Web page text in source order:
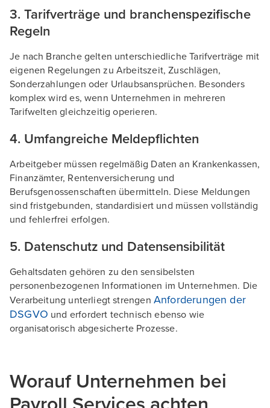
3. Tarifverträge und branchenspezifische
Regeln
Je nach Branche gelten unterschiedliche Tarifverträge mit
eigenen Regelungen zu Arbeitszeit, Zuschlägen,
Sonderzahlungen oder Urlaubsansprüchen. Besonders
komplex wird es, wenn Unternehmen in mehreren
Tarifwelten gleichzeitig operieren.
4. Umfangreiche Meldepflichten
Arbeitgeber müssen regelmäßig Daten an Krankenkassen,
Finanzämter, Rentenversicherung und
Berufsgenossenschaften übermitteln. Diese Meldungen
sind fristgebunden, standardisiert und müssen vollständig
und fehlerfrei erfolgen.
5. Datenschutz und Datensensibilität
Gehaltsdaten gehören zu den sensibelsten
personenbezogenen Informationen im Unternehmen. Die
Verarbeitung unterliegt strengen Anforderungen der
DSGVO und erfordert technisch ebenso wie
organisatorisch abgesicherte Prozesse.
Worauf Unternehmen bei